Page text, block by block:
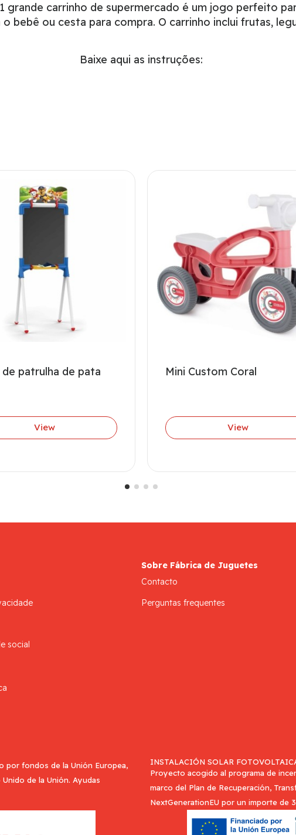
grande carrinho de supermercado é um jogo perfeito
bebê ou cesta para compra. O carrinho inclui frutas,
Baixe aqui as instruções:
de patrulha de pata
View
Mini Custom Coral
View
social
Sobre Fábrica de Juguetes
Contacto
Perguntas frequentes
por fondos de la Unión Europea,
de la Unión. Ayudas
INSTALACIÓN SOLAR
Proyecto acogido al programa de
marco del Plan de Recuperación,
NextGenerationEU por un importe de